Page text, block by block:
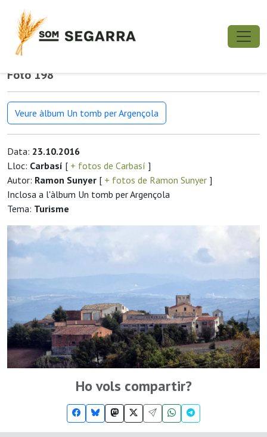
Foto 198
Veure àlbum Un tomb per Argençola
Data: 23.10.2016
Lloc: Carbasí [ + fotos de Carbasí ]
Autor: Ramon Sunyer [ + fotos de Ramon Sunyer ]
Inclosa a l'àlbum Un tomb per Argençola
Tema: Turisme
Ho vols compartir?